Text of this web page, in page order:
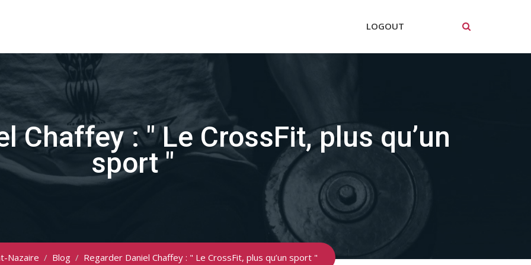
LOGOUT
Chaffey : " Le CrossFit, plus qu’un
sport "
Nazaire / Blog / Regarder Daniel Chaffey : " Le CrossFit, plus qu’un sport "